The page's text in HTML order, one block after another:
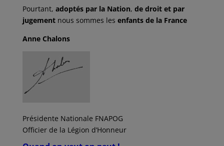
Pourtant, adoptés par la Nation, de droit et par
jugementnous sommes les enfants de la France
Anne Chalons
Présidente Nationale FNAPOG
Officier de la Légion d’Honneur